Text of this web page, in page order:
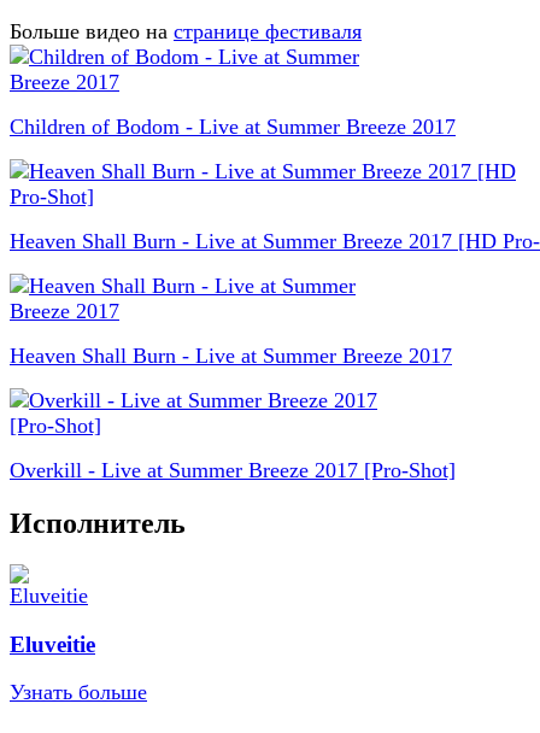
Больше видео на странице фестиваля
Children of Bodom - Live at Summer Breeze 2017
Heaven Shall Burn - Live at Summer Breeze 2017 [HD
Heaven Shall Burn - Live at Summer Breeze 2017
Overkill - Live at Summer Breeze 2017 [Pro-Shot]
Исполнитель
Eluveitie
Узнать больше